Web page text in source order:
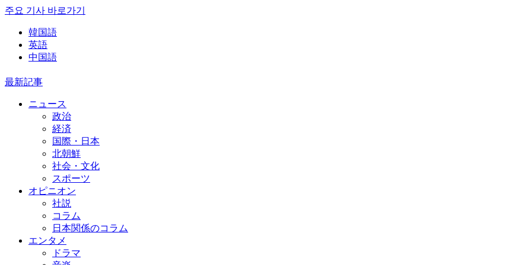
주요 기사 바로가기
韓国語
英語
中国語
最新記事
ニュース
政治
経済
国際・日本
北朝鮮
社会・文化
スポーツ
オピニオン
社説
コラム
日本関係のコラム
エンタメ
ドラマ